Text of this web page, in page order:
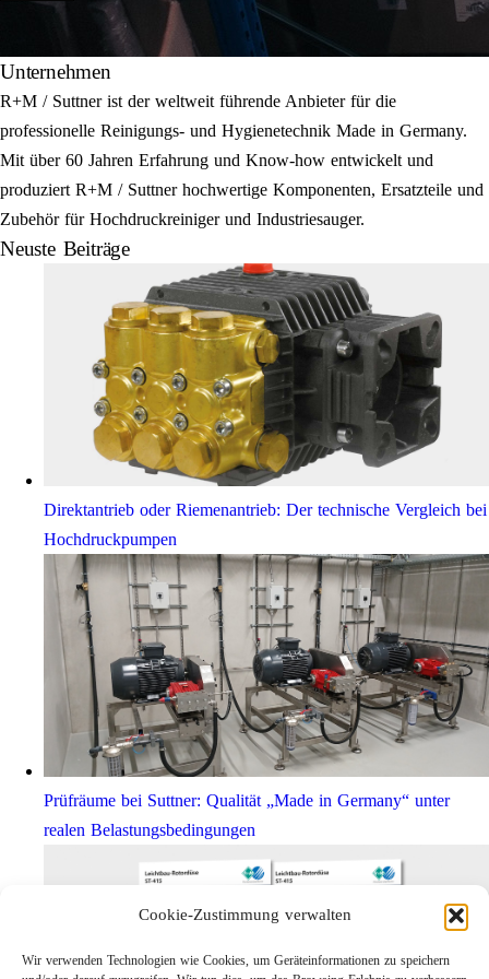
Cookie-Zustimmung verwalten
Wir verwenden Technologien wie Cookies, um Geräteinformationen zu speichern
Unternehmen
R+M / Suttner ist der weltweit führende Anbieter für die
professionelle Reinigungs- und Hygienetechnik Made in Germany.
Mit über 60 Jahren Erfahrung und Know-how entwickelt und
produziert R+M / Suttner hochwertige Komponenten, Ersatzteile und
Zubehör für Hochdruckreiniger und Industriesauger.
Neuste Beiträge
Direktantrieb oder Riemenantrieb: Der technische Vergleich bei
Hochdruckpumpen
Prüfräume bei Suttner: Qualität „Made in Germany“ unter
realen Belastungsbedingungen